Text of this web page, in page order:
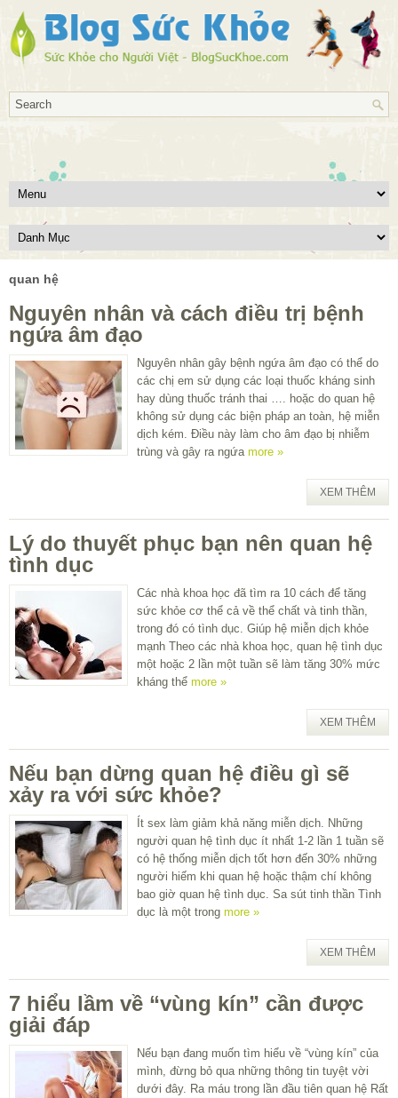
quan hệ
Nguyên nhân và cách điều trị bệnh
ngứa âm đạo
Nguyên nhân gây bệnh ngứa âm đạo có thể do
các chị em sử dụng các loại thuốc kháng sinh
hay dùng thuốc tránh thai …. hoặc do quan hệ
không sử dụng các biện pháp an toàn, hệ miễn
dịch kém. Điều này làm cho âm đạo bị nhiễm
trùng và gây ra ngứa more »
XEM THÊM
Lý do thuyết phục bạn nên quan hệ
tình dục
Các nhà khoa học đã tìm ra 10 cách để tăng
sức khỏe cơ thể cả về thể chất và tinh thần,
trong đó có tình dục. Giúp hệ miễn dịch khỏe
mạnh Theo các nhà khoa học, quan hệ tình dục
một hoặc 2 lần một tuần sẽ làm tăng 30% mức
kháng thể more »
XEM THÊM
Nếu bạn dừng quan hệ điều gì sẽ
xảy ra với sức khỏe?
Ít sex làm giảm khả năng miễn dịch. Những
người quan hệ tình dục ít nhất 1-2 lần 1 tuần sẽ
có hệ thống miễn dịch tốt hơn đến 30% những
người hiếm khi quan hệ hoặc thậm chí không
bao giờ quan hệ tình dục. Sa sút tinh thần Tình
dục là một trong more »
XEM THÊM
7 hiểu lầm về “vùng kín” cần được
giải đáp
Nếu bạn đang muốn tìm hiểu về “vùng kín” của
mình, đừng bỏ qua những thông tin tuyệt vời
dưới đây. Ra máu trong lần đầu tiên quan hệ Rất